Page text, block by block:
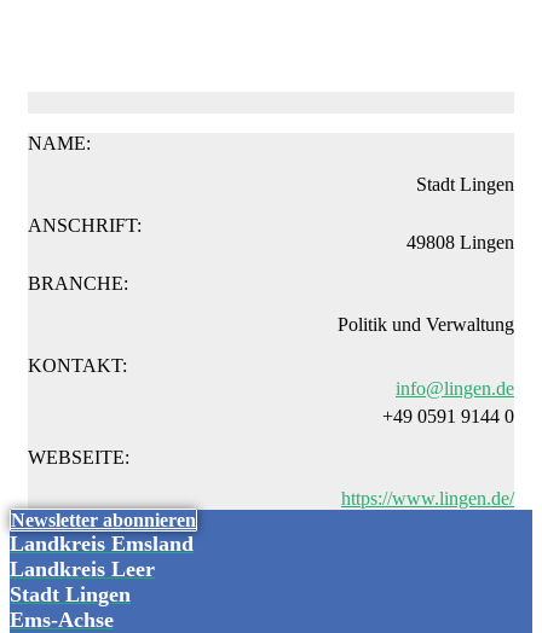
NAME:
Stadt Lingen
ANSCHRIFT:
49808 Lingen
BRANCHE:
Politik und Verwaltung
KONTAKT:
info@lingen.de
+49 0591 9144 0
WEBSEITE:
https://www.lingen.de/
Newsletter abonnieren
Landkreis Emsland
Landkreis Leer
Stadt Lingen
Ems-Achse